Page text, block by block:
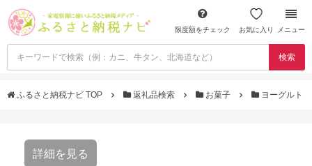
限度額をチェック お気に入り メニュー
検索
ふるさと納税ナビ TOP 返礼品検索 お菓子 ヨーグルト
詳細を見る